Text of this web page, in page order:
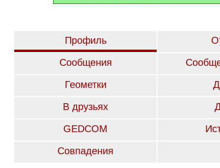
Профиль
Сообщения
Геометки
В друзьях
GEDCOM
Совпадения